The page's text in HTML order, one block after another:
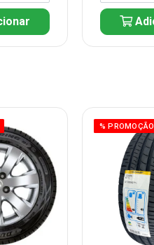
% PROMOÇÃO